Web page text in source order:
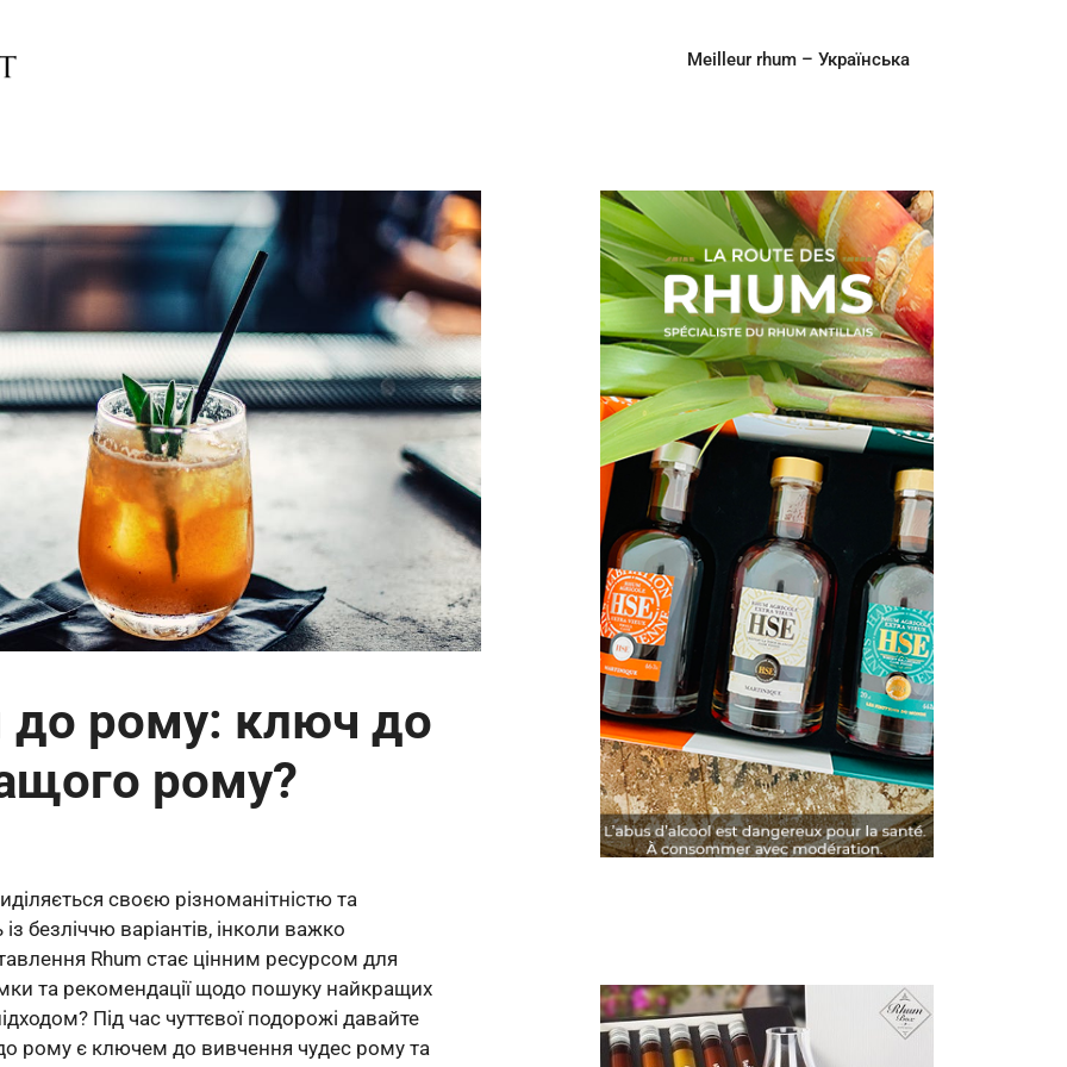
Meilleur rhum – Українська
до рому: ключ до
рому?
своєю різноманітністю та
безліччю варіантів, інколи важко
Rhum стає цінним ресурсом для
та рекомендації щодо пошуку найкращих
Під час чуттєвої подорожі давайте
рому є ключем до вивчення чудес рому та